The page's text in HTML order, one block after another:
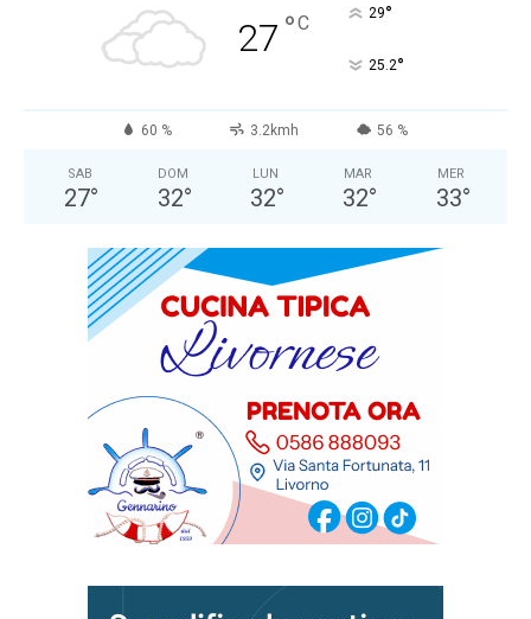
27 °C 29°
25.2°
60 % 3.2kmh 56 %
SAB
27°
DOM
32°
LUN
32°
MAR
32°
MER
33°